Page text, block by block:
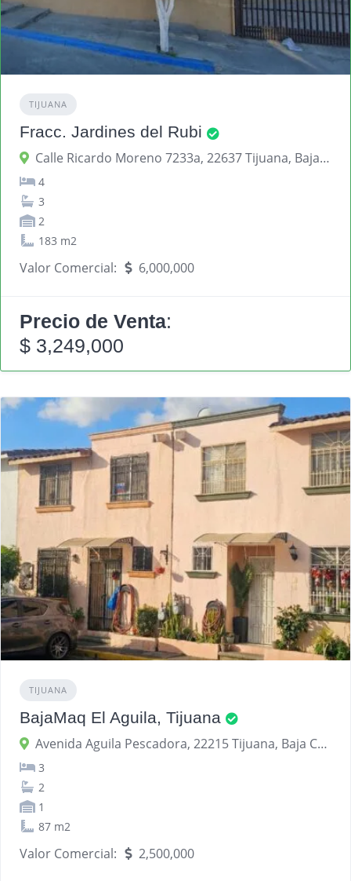
TIJUANA
Fracc. Jardines del Rubi
Calle Ricardo Moreno 7233a, 22637 Tijuana, Baja California, México
4
3
2
183 m2
Valor Comercial: 6,000,000
Precio de Venta:
$ 3,249,000
TIJUANA
BajaMaq El Aguila, Tijuana
Avenida Aguila Pescadora, 22215 Tijuana, Baja California, México
3
2
1
87 m2
Valor Comercial: 2,500,000